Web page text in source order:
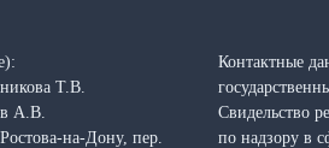
Т.В.
А.В.
на-Дону, пер.
Контактные
Свидельство
по надзору в